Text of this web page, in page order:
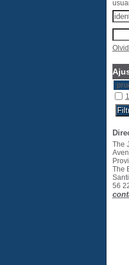
The
The
56